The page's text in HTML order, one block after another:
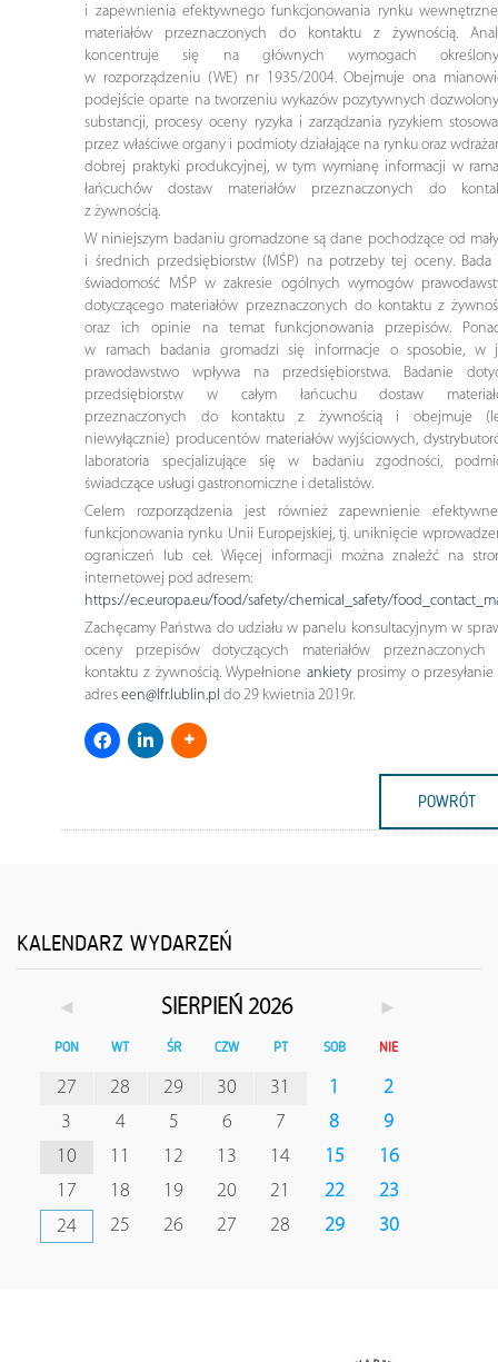
i zapewnienia efektywnego funkcjonowania rynku
materiałów przeznaczonych do kontaktu z żywnością.
koncentruje się na głównych wymogach
w rozporządzeniu (WE) nr 1935/2004. Obejmuje ona
podejście oparte na tworzeniu wykazów pozytywnych
substancji, procesy oceny ryzyka i zarządzania ryzykiem
przez właściwe organy i podmioty działające na rynku oraz
dobrej praktyki produkcyjnej, w tym wymianę informacji w
łańcuchów dostaw materiałów przeznaczonych do
z żywnością.
W niniejszym badaniu gromadzone są dane pochodzące od
i średnich przedsiębiorstw (MŚP) na potrzeby tej oceny. Bada
świadomość MŚP w zakresie ogólnych wymogów
dotyczącego materiałów przeznaczonych do kontaktu z
oraz ich opinie na temat funkcjonowania przepisów.
w ramach badania gromadzi się informacje o sposobie, w
prawodawstwo wpływa na przedsiębiorstwa. Badanie
przedsiębiorstw w całym łańcuchu dostaw
przeznaczonych do kontaktu z żywnością i obejmuje
niewyłącznie) producentów materiałów wyjściowych,
laboratoria specjalizujące się w badaniu zgodności,
świadczące usługi gastronomiczne i detalistów.
Celem rozporządzenia jest również zapewnienie
funkcjonowania rynku Unii Europejskiej, tj. uniknięcie
ograniczeń lub ceł. Więcej informacji można znaleźć na
internetowej pod adresem:
https://ec.europa.eu/food/safety/chemical_safety/
Zachęcamy Państwa do udziału w panelu konsultacyjnym w
oceny przepisów dotyczących materiałów przeznaczonych
kontaktu z żywnością. Wypełnione ankiety prosimy o
adreseen@lfr.lublin.pl do 29 kwietnia 2019r.
POWRÓT
KALENDARZ WYDARZEŃ
◄ SIERPIEŃ 2026 ►
PON WT ŚR CZW PT SOB NIE
27 28 29 30 31 1
2
3
4 5 6 7 8
9
10
11 12 13 14 15
16
17
18 19 20 21 22
23
24
25 26 27 28 29 30